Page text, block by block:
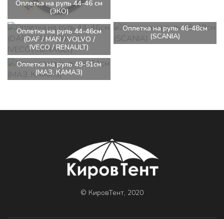
Оплетка на руль 44-46 см
(ЭКО)
Оплетка на руль 44-46см
(DAF / MAN / VOLVO /
IVECO / RENAULT)
Оплетка на руль 46-48см
(SCANIA)
Оплетка на руль 49-51см
(МАЗ, КАМАЗ)
© КировТент, 2020